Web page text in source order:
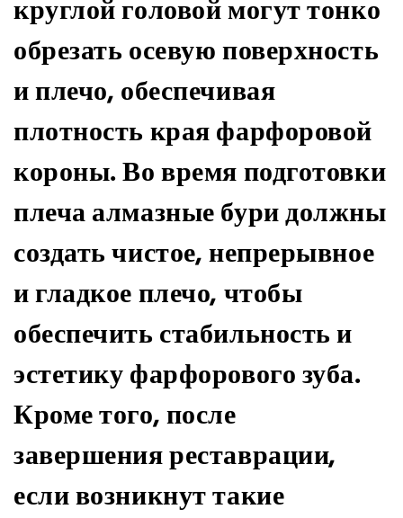
круглой головой могут тонко
обрезать осевую поверхность
и плечо, обеспечивая
плотность края фарфоровой
короны. Во время подготовки
плеча алмазные бури должны
создать чистое, непрерывное
и гладкое плечо, чтобы
обеспечить стабильность и
эстетику фарфорового зуба.
Кроме того, после
завершения реставрации,
если возникнут такие